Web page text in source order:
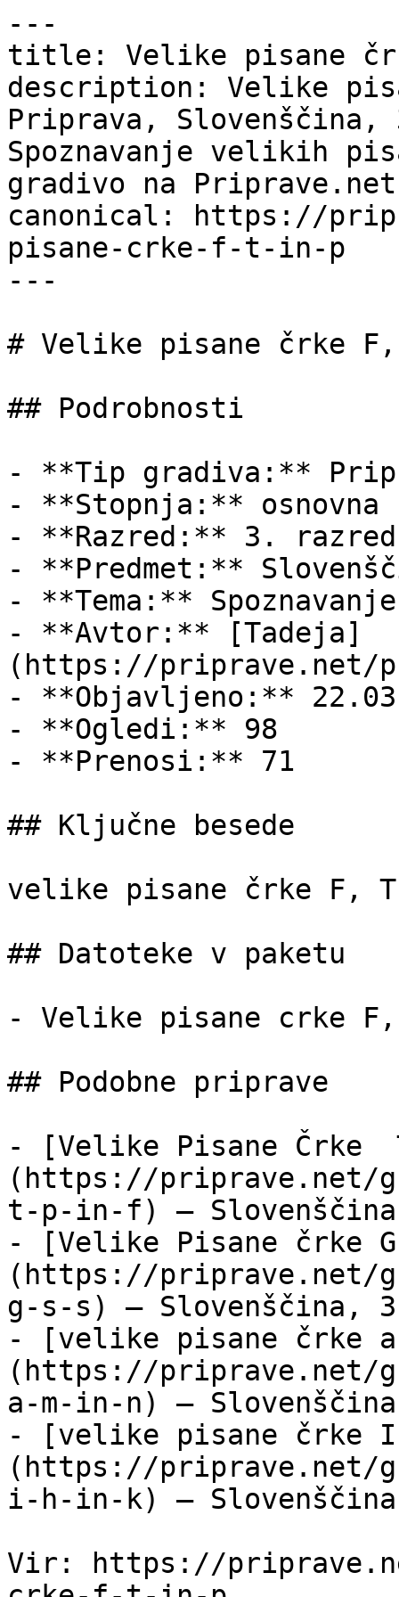
---
title: Velike pisane
description: Velike
Priprava,
Spoznavanje velikih
gradivo na
canonical: https://
pisane-crke-f-t-in-p
---
# Velike pisane črke
## Podrobnosti
- **Tip gradiva:**
- **Stopnja:** osnovna
- **Razred:** 3. razred
- **Predmet:**
- **Tema:**
- **Avtor:** [Tadeja]
(https://priprave.net/
- **Objavljeno:**
- **Ogledi:** 98
- **Prenosi:** 71
## Ključne besede
velike pisane črke F,
## Datoteke v paketu
- Velike pisane crke
## Podobne priprave
- [Velike Pisane Črke
(https://priprave.net/
t-p-in-f) —
- [Velike Pisane črke
(https://priprave.net/
g-s-s) — Slovenščina,
- [velike pisane črke
(https://priprave.net/
a-m-in-n) —
- [velike pisane črke
(https://priprave.net/
i-h-in-k) —
Vir: https://